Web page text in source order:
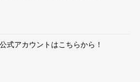
式アカウントはこちらから！